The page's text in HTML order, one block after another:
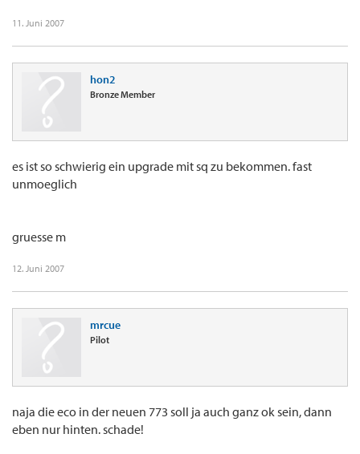
11. Juni 2007
hon2
Bronze Member
es ist so schwierig ein upgrade mit sq zu bekommen. fast
unmoeglich
gruesse m
12. Juni 2007
mrcue
Pilot
naja die eco in der neuen 773 soll ja auch ganz ok sein, dann
eben nur hinten. schade!